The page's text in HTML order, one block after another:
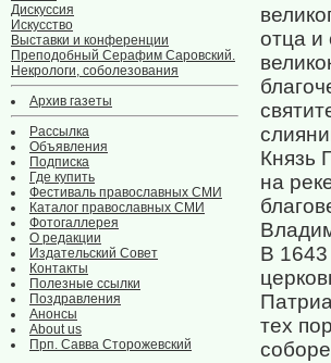
Дискуссия
Искусство
Выставки и конференции
Преподобный Серафим Саровский.
Некрологи, соболезования
Архив газеты
Рассылка
Объявления
Подписка
Где купить
Фестиваль православных СМИ
Каталог православных СМИ
Фотогаллерея
О редакции
Издательский Совет
Контакты
Полезные ссылки
Поздравления
Анонсы
About us
Прп. Савва Сторожевский
отца и
Князь
на
В
тех